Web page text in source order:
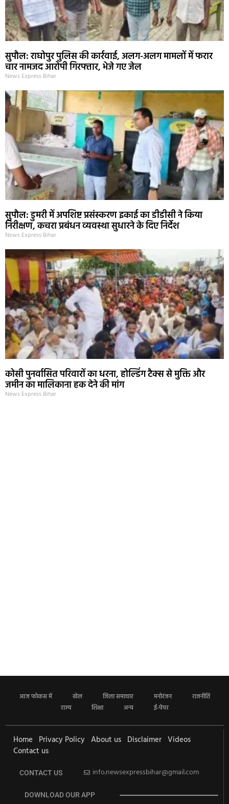
सुपौल: राघोपुर पुलिस की कार्रवाई, अलग-अलग मामलों में फरार
चार नामजद आरोपी गिरफ्तार, भेजे गए जेल
News Express Bihar
सुपौल: डुमरी में अपशिष्ट प्रसंस्करण इकाई का डीडीसी ने किया
निरीक्षण, कचरा प्रबंधन व्यवस्था सुधारने के दिए निर्देश
News Express Bihar
कोसी पुनर्वासित परिवारों का धरना, होल्डिंग टैक्स से मुक्ति और
जमीन का मालिकाना हक देने की मांग
News Express Bihar
आज फोकस में खेल जिला समाचार मनोरंजन
राजनीति
राज्य
शिक्षा अन्य ई-पेपर
Home Privacy Policy About us Disclaimer Videos
Contact us
CONTACT US info.newsexpressbihar@gmail.com
DOWNLOAD OUR APP